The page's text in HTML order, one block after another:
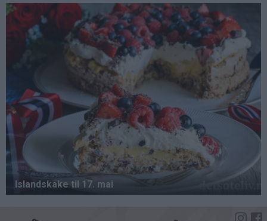
Hopp
hovedinnhold